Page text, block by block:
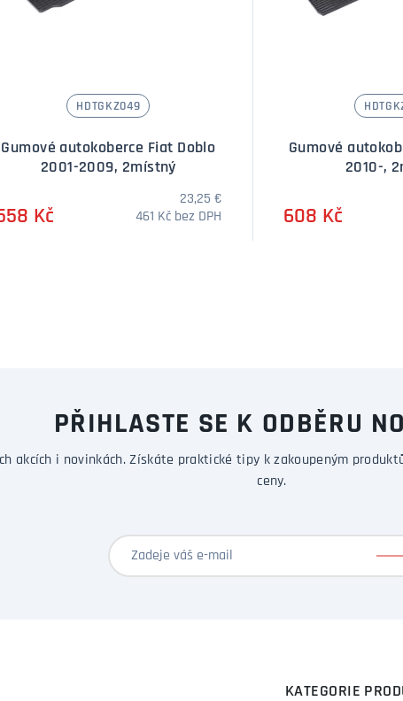
HDTGKZ049
Gumové autokoberce Fiat Doblo
2001-2009, 2místný
Kč
23,25 €
461 Kč bez DPH
Gumové
2010-,
608 Kč
PŘIHLASTE SE K ODBĚRU
akcích i novinkách. Získáte praktické tipy k zakoupeným
ceny.
KATEGORIE